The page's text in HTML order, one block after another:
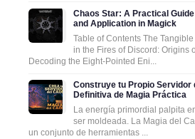
Chaos Star: A Practical
and Application in Magick
Table of Contents The
in the Fires of Discord: Origins
Decoding the Eight-Pointed Eni...
Construye tu Propio Servidor
Definitiva de Magia Práctica
La energía primordial palpita
ser moldeada. La Magia del
un conjunto de herramientas ...